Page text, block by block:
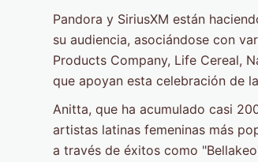
Pandora y SiriusXM están
su audiencia, asociándose con
Products Company, Life Cereal,
que apoyan esta celebración de
Anitta, que ha acumulado casi
artistas latinas femeninas más
a través de éxitos como